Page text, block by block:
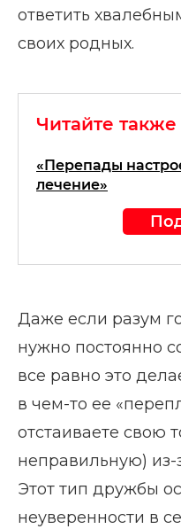
ответить
своих родных.
Читайте также
«Перепады
лечение»
Даже если разум
нужно постоянно
все равно это
в чем-то ее
отстаиваете свою
неправильную)
Этот тип дружбы
неуверенности в